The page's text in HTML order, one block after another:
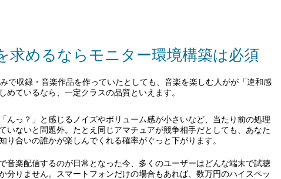
求めるならモニター環境構築は必須
で収録・音楽作品を作っていたとしても、音楽を楽しむ人がが「違和感
めているなら、一定クラスの品質といえます。
んっ？」と感じるノイズやボリューム感が小さいなど、当たり前の処理
いないと問題外。たとえ同じアマチュアが競争相手だとしても、あなた
り合いの誰かが楽しんでくれる確率がぐっと下がります。
音楽配信するのが日常となった今、多くのユーザーはどんな端末で試聴
分りません。スマートフォンだけの場合もあれば、数万円のハイスペッ